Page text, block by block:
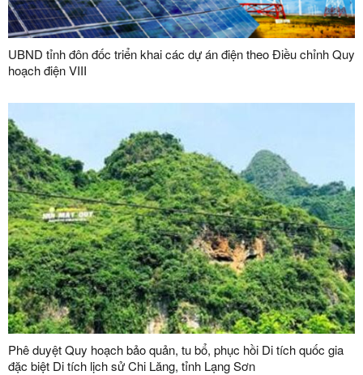
UBND tỉnh đôn đốc triển khai các dự án điện theo Điều chỉnh Quy
hoạch điện VIII
Phê duyệt Quy hoạch bảo quản, tu bổ, phục hồi Di tích quốc gia
đặc biệt Di tích lịch sử Chi Lăng, tỉnh Lạng Sơn